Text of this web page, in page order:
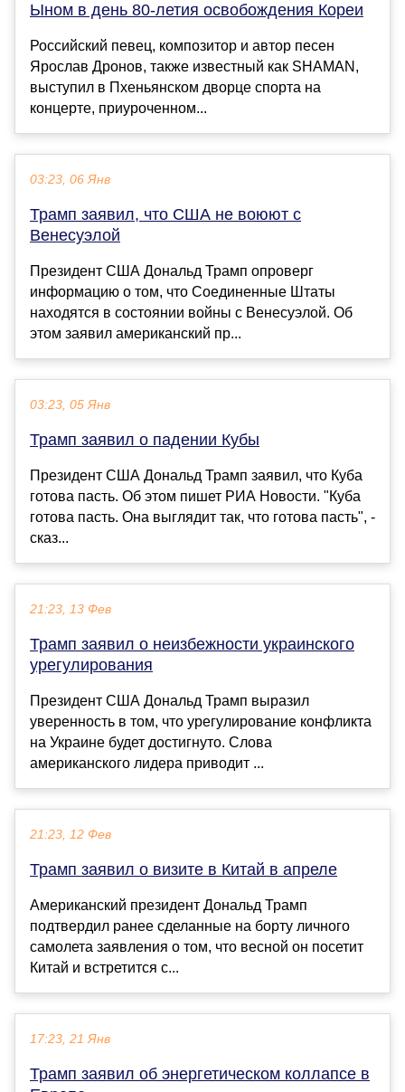
Ыном в день 80-летия освобождения Кореи
Российский певец, композитор и автор песен
Ярослав Дронов, также известный как SHAMAN,
выступил в Пхеньянском дворце спорта на
концерте, приуроченном...
03:23, 06 Янв
Трамп заявил, что США не воюют с
Венесуэлой
Президент США Дональд Трамп опроверг
информацию о том, что Соединенные Штаты
находятся в состоянии войны с Венесуэлой. Об
этом заявил американский пр...
03:23, 05 Янв
Трамп заявил о падении Кубы
Президент США Дональд Трамп заявил, что Куба
готова пасть. Об этом пишет РИА Новости. "Куба
готова пасть. Она выглядит так, что готова пасть", -
сказ...
21:23, 13 Фев
Трамп заявил о неизбежности украинского
урегулирования
Президент США Дональд Трамп выразил
уверенность в том, что урегулирование конфликта
на Украине будет достигнуто. Слова
американского лидера приводит ...
21:23, 12 Фев
Трамп заявил о визите в Китай в апреле
Американский президент Дональд Трамп
подтвердил ранее сделанные на борту личного
самолета заявления о том, что весной он посетит
Китай и встретится с...
17:23, 21 Янв
Трамп заявил об энергетическом коллапсе в